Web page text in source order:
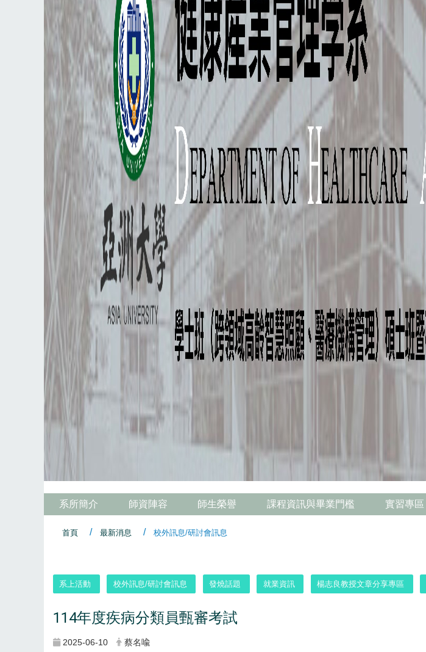
系所簡介 師資陣容 師生榮譽 課程資訊與畢業門檻 實習專區
首頁 最新消息 校外訊息/研討會訊息
系上活動 校外訊息/研討會訊息 發燒話題 就業資訊 楊志良教授文章分享專區
114年度疾病分類員甄審考試
2025-06-10 蔡名喩